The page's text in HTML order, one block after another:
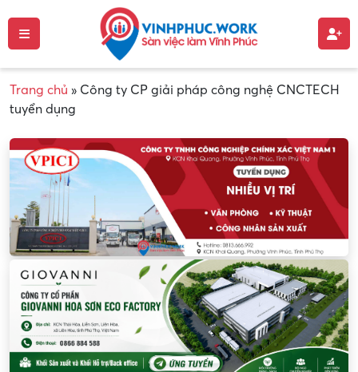
Trang chủ » Công ty CP giải pháp công nghệ CNCTECH
tuyển dụng